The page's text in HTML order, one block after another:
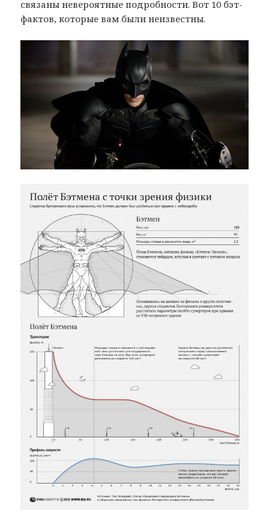
связаны невероятные подробности. Вот 10 бэт-
фактов, которые вам были неизвестны.